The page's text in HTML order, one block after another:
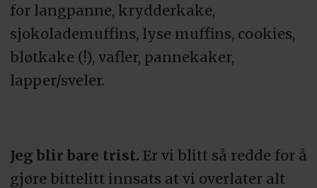
for langpanne, krydderkake,
sjokolademuffins, lyse muffins, cookies,
bløtkake (!), vafler, pannekaker,
lapper/sveler.
Jeg blir bare trist. Er vi blitt så redde for å
gjøre bittelitt innsats at vi overlater alt